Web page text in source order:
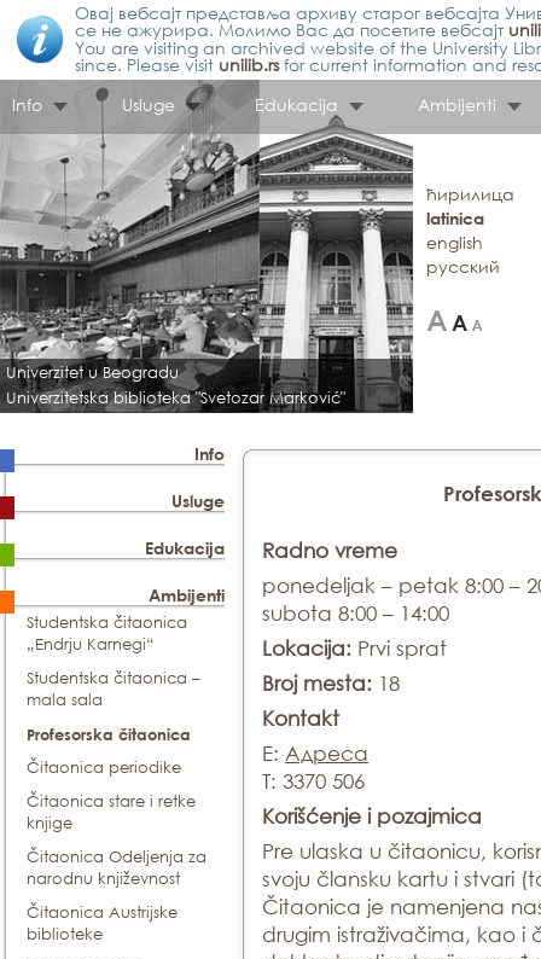
Овај вебсајт представља архиву старог вебсајта
се не ажурира. Молимо Вас да посетите вебсајт
You are visiting an archived website of the University
since. Please visit unilib.rsfor current information and
Info
Usluge Edukacija Ambijenti
Univerzitet u Beogradu
Univerzitetska biblioteka "Svetozar Marković"
ћирилица
latinica
english
русский
Info
Usluge
Edukacija
Ambijenti
Studentska čitaonica
„Endrju Karnegi“
Studentska čitaonica –
mala sala
Profesorska čitaonica
Čitaonica periodike
Čitaonica stare i retke
knjige
Čitaonica Odeljenja za
narodnu književnost
Čitaonica Austrijske
biblioteke
Radno vreme
ponedeljak – petak 8:00 –
subota 8:00 – 14:00
Lokacija: Prvi sprat
Broj mesta: 18
Kontakt
E: Адреса
T: 3370 506
Korišćenje i pozajmica
Pre ulaska u čitaonicu,
svoju člansku kartu i stvari
Čitaonica je namenjena
drugim istraživačima, kao i